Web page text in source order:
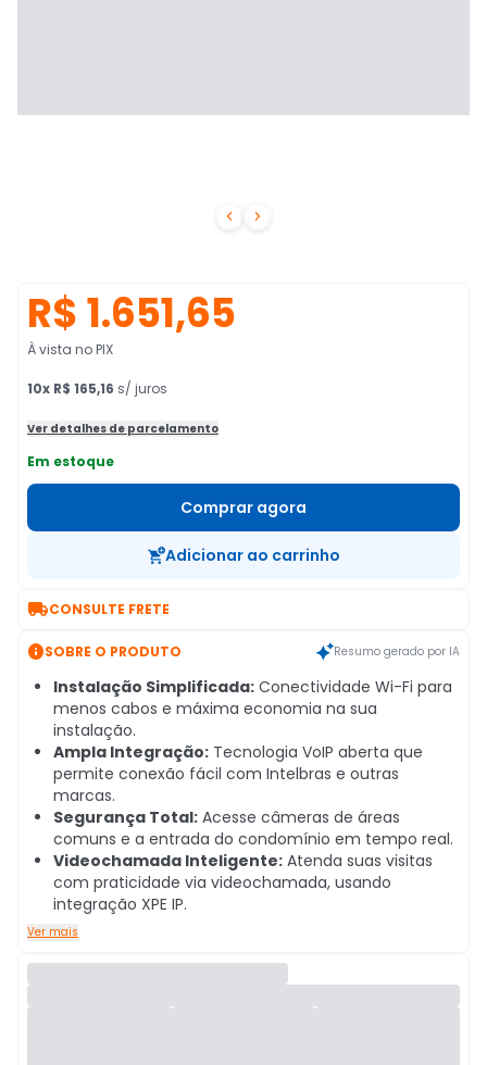
 
R$ 1.651,65
À vista no PIX
10x R$ 165,16 s/ juros
Ver detalhes de parcelamento
Em estoque
Comprar agora
Adicionar ao carrinho
CONSULTE FRETE
SOBRE O PRODUTO Resumo gerado por IA
Instalação Simplificada: Conectividade Wi-Fi para
menos cabos e máxima economia na sua
instalação.
Ampla Integração: Tecnologia VoIP aberta que
permite conexão fácil com Intelbras e outras
marcas.
Segurança Total: Acesse câmeras de áreas
comuns e a entrada do condomínio em tempo real.
Videochamada Inteligente: Atenda suas visitas
com praticidade via videochamada, usando
integração XPE IP.
Ver mais